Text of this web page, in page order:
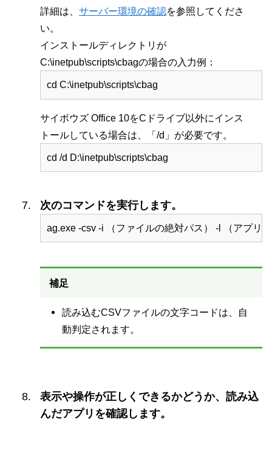
詳細は、 サーバー環境の確認を参照してくださ
い。
インストールディレクトリが
C:\inetpub\scripts\cbagの場合の入力例：
cd C:\inetpub\scripts\cbag
サイボウズ Office 10をCドライブ以外にインス
トールしている場合は、「/d」が必要です。
cd /d D:\inetpub\scripts\cbag
次のコマンドを実行します。
ag.exe -csv -i （ファイルの絶対パス） -l （アプリ
補足
読み込むCSVファイルの文字コードは、自
動判定されます。
表示や操作が正しくできるかどうか、読み込
んだアプリを確認します。